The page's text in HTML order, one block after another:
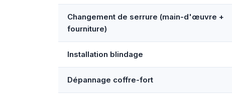
Changement de serrure (main-d'œuvre +
fourniture)
Installation blindage
Dépannage coffre-fort